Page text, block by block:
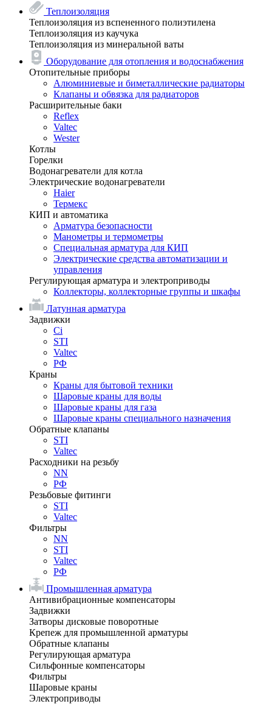
Теплоизоляция
Теплоизоляция из вспененного полиэтилена
Теплоизоляция из каучука
Теплоизоляция из минеральной ваты
Оборудование для отопления и водоснабжения
Отопительные приборы
Алюминиевые и биметаллические радиаторы
Клапаны и обвязка для радиаторов
Расширительные баки
Reflex
Valtec
Wester
Котлы
Горелки
Водонагреватели для котла
Электрические водонагреватели
Haier
Термекс
КИП и автоматика
Арматура безопасности
Манометры и термометры
Специальная арматура для КИП
Электрические средства автоматизации и
управления
Регулирующая арматура и электроприводы
Коллекторы, коллекторные группы и шкафы
Латунная арматура
Задвижки
Ci
STI
Valtec
РФ
Краны
Краны для бытовой техники
Шаровые краны для воды
Шаровые краны для газа
Шаровые краны специального назначения
Обратные клапаны
STI
Valtec
Расходники на резьбу
NN
РФ
Резьбовые фитинги
STI
Valtec
Фильтры
NN
STI
Valtec
РФ
Промышленная арматура
Антивибрационные компенсаторы
Задвижки
Затворы дисковые поворотные
Крепеж для промышленной арматуры
Обратные клапаны
Регулирующая арматура
Сильфонные компенсаторы
Фильтры
Шаровые краны
Электроприводы